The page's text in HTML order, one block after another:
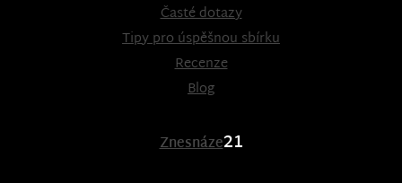
Časté dotazy
Tipy pro úspěšnou sbírku
Recenze
Blog
Znesnáze21